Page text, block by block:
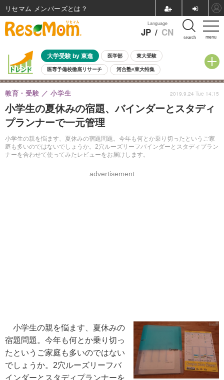
menu
Language
JP / CN search
大学受験 by 東進 医学部 東大受験
医専予備校徹底リサーチ 河合塾×東大特集
親子で考える大学選び 高校受験 中学受験 小学校受験
共通テスト 夏休み
8月開催イベント・WS 全国公立高校 過去問 人気記事
自由研究教材（小学生向け） 自由研究教材（中学生向け）
小学生の夏休みの宿題、バインダーとスタディ
プランナーで一元管理
小学生の親を悩ます、夏休みの宿題問題。今年も何とか乗り切ったというご家
庭も多いのではないでしょうか。2穴ルーズリーフバインダーとスタディプラン
ナーを合わせて使ってみたレビューをお届けします。
教育・受験 小学生
advertisement
2019.9.24 Tue 14:15
小学生の親を悩ます、夏休みの
宿題問題。今年も何とか乗り切っ
たというご家庭も多いのではない
でしょうか。2穴ルーズリーフバ
インダーとスタディプランナーを
リセマム メンバーズ